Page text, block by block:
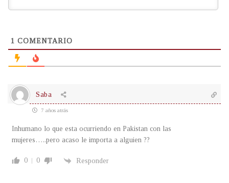
1 COMENTARIO
Saba
7 años atrás
Inhumano lo que esta ocurriendo en Pakistan con las
mujeres…..pero acaso le importa a alguien ??
0 0 Responder